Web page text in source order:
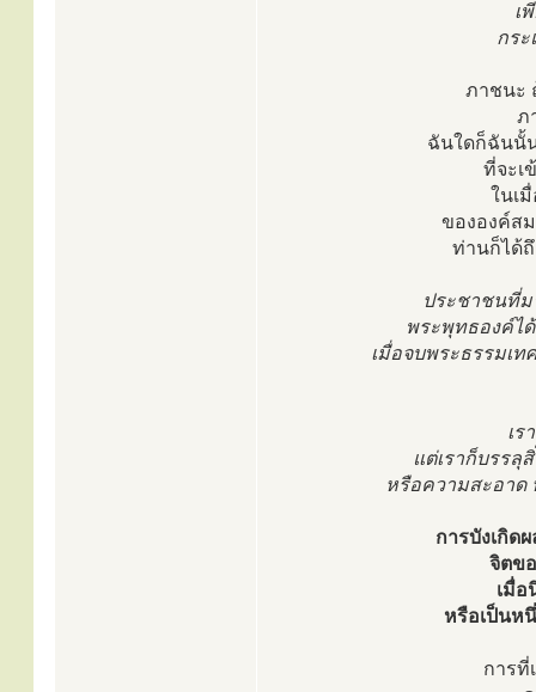
เ
กระ
ภาชนะ
ภ
ฉันใดก็ฉันนั้
ที่จะเ
ในเ
ขององค์ส
ท่านก็ได้
ประชาชนที่ม
พระพุทธองค์ไ
เมื่อจบพระธรรมเ
เร
แต่เราก็บรรลุ
หรือความสะอาด
การบังเกิด
จิตข
เมื่อ
หรือเป็นห
การที่